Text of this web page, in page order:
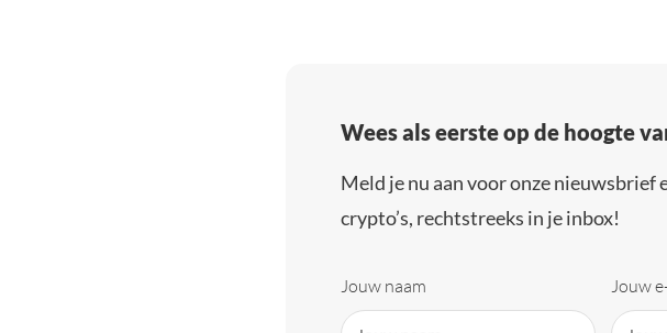
Wees als eerste op de hoogte
Meld je nu aan voor onze nieuwsbrief
crypto’s, rechtstreeks in je inbox!
Jouw naam Jouw